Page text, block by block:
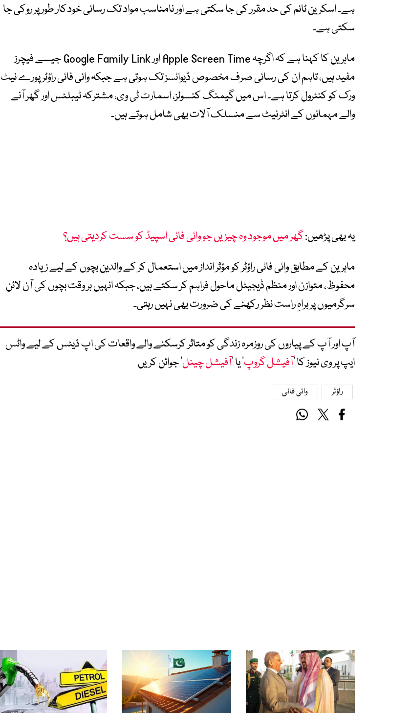
ہے۔ اسکرین ٹائم کی حد مقرر کی جا سکتی ہے اور نامناسب مواد تک رسائی خودکار طور پر روکی جا
سکتی ہے۔
ماہرین کا کہنا ہے کہ اگرچہ Apple Screen Time اور Google Family Link جیسے فیچرز
مفید ہیں، تاہم ان کی رسائی صرف مخصوص ڈیوائسز تک ہوتی ہے جبکہ وائی فائی راؤٹر پورے نیٹ
ورک کو کنٹرول کرتا ہے۔ اس میں گیمنگ کنسولز، اسمارٹ ٹی وی، مشترکہ ٹیبلٹس اور گھر آنے
والے مہمانوں کے انٹرنیٹ سے منسلک آلات بھی شامل ہوتے ہیں۔
یہ بھی پڑھیں:گھر میں موجود وہ چیزیں جو وائی فائی اسپیڈ کو سست کردیتی ہیں؟
ماہرین کے مطابق وائی فائی راؤٹر کو مؤثر انداز میں استعمال کر کے والدین بچوں کے لیے زیادہ
محفوظ، متوازن اور منظم ڈیجیٹل ماحول فراہم کر سکتے ہیں، جبکہ انہیں ہر وقت بچوں کی آن لائن
سرگرمیوں پر براہِ راست نظر رکھنے کی ضرورت بھی نہیں رہتی۔
آپ اور آپ کے پیاروں کی روزمرہ زندگی کو متاثر کرسکنے والے واقعات کی اپ ڈیٹس کے لیے واٹس
ایپ پر وی نیوز کا ’آفیشل گروپ‘ یا ’آفیشل چینل‘ جوائن کریں
راؤٹر وائی فائی